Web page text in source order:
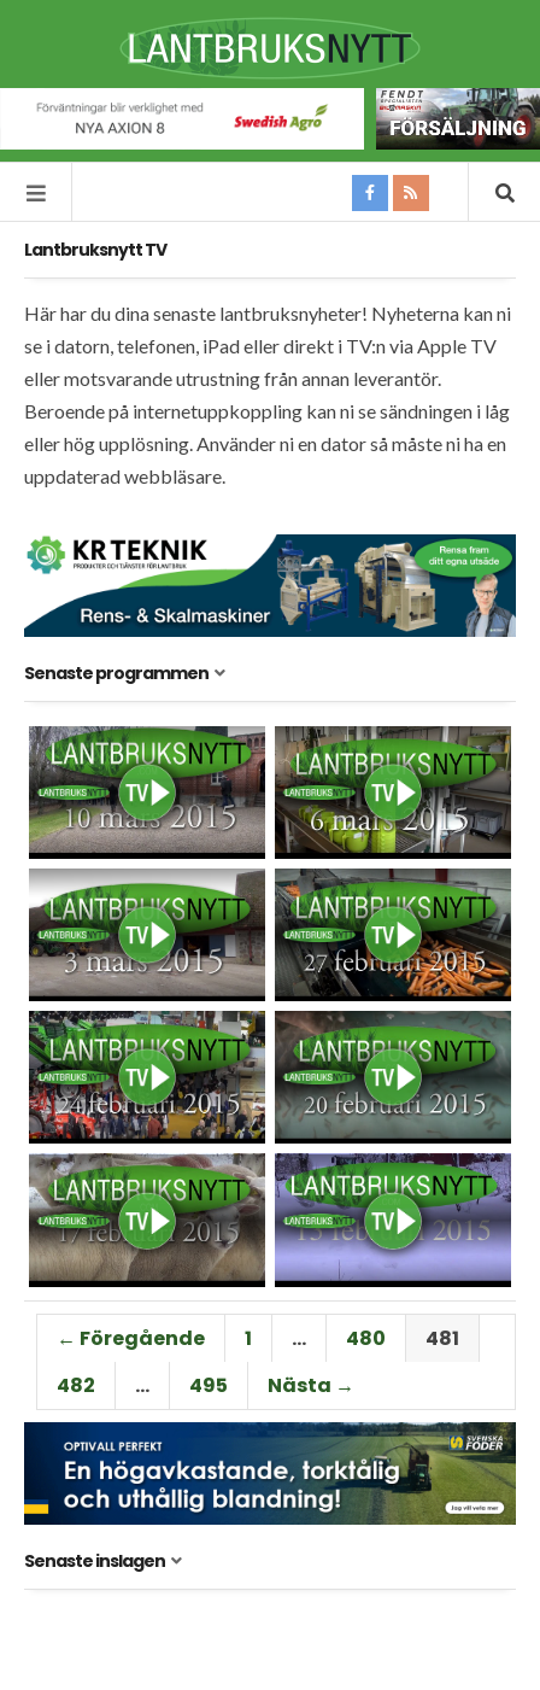
Lantbruksnytt TV
Här har du dina senaste lantbruksnyheter! Nyheterna kan ni
se i datorn, telefonen, iPad eller direkt i TV:n via Apple TV
eller motsvarande utrustning från annan leverantör.
Beroende på internetuppkoppling kan ni se sändningen i låg
eller hög upplösning. Använder ni en dator så måste ni ha en
uppdaterad webbläsare.
Senaste programmen
← Föregående 1 … 480
481
482
… 495 Nästa →
Senaste inslagen